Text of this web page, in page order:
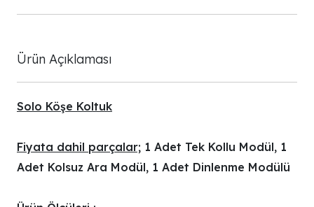
Ürün Açıklaması
Solo Köşe Koltuk
Fiyata dahil parçalar; 1 Adet Tek Kollu Modül, 1
Adet Kolsuz Ara Modül, 1 Adet Dinlenme Modülü